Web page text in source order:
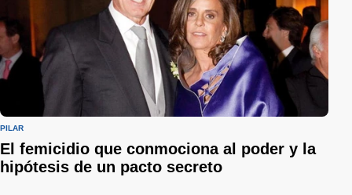
PILAR
El femicidio que conmociona al poder y la
hipótesis de un pacto secreto